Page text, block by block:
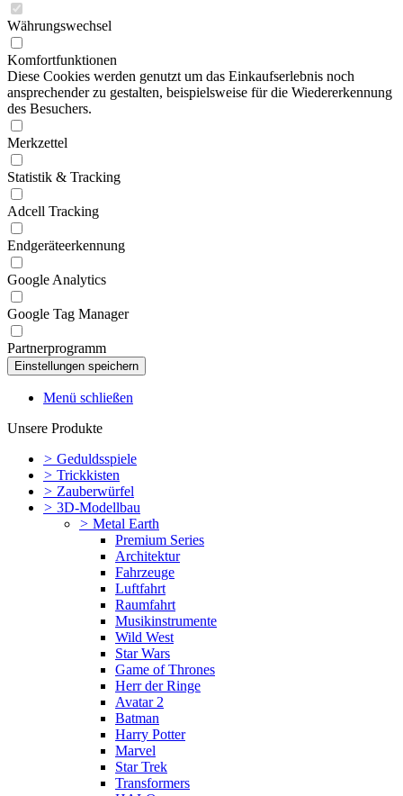
Währungswechsel
Komfortfunktionen
Diese Cookies werden genutzt um das Einkaufserlebnis noch
ansprechender zu gestalten, beispielsweise für die Wiedererkennung
des Besuchers.
Merkzettel
Statistik & Tracking
Adcell Tracking
Endgeräteerkennung
Google Analytics
Google Tag Manager
Partnerprogramm
Menü schließen
Unsere Produkte
> Geduldsspiele
> Trickkisten
> Zauberwürfel
> 3D-Modellbau
> Metal Earth
Premium Series
Architektur
Fahrzeuge
Luftfahrt
Raumfahrt
Musikinstrumente
Wild West
Star Wars
Game of Thrones
Herr der Ringe
Avatar 2
Batman
Harry Potter
Marvel
Star Trek
Transformers